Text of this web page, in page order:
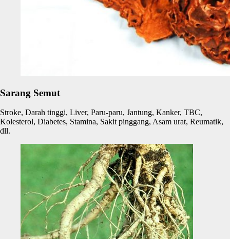
Sarang Semut
Stroke, Darah tinggi, Liver, Paru-paru, Jantung, Kanker, TBC,
Kolesterol, Diabetes, Stamina, Sakit pinggang, Asam urat, Reumatik,
dll.